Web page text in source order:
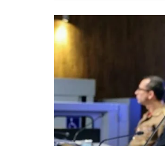
Pressione Enter para